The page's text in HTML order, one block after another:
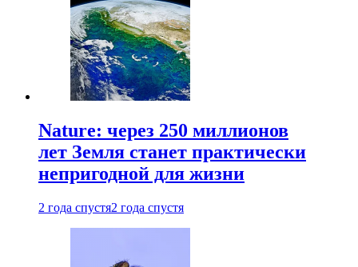
Nature: через 250 миллионов
лет Земля станет практически
непригодной для жизни
2 года спустя2 года спустя